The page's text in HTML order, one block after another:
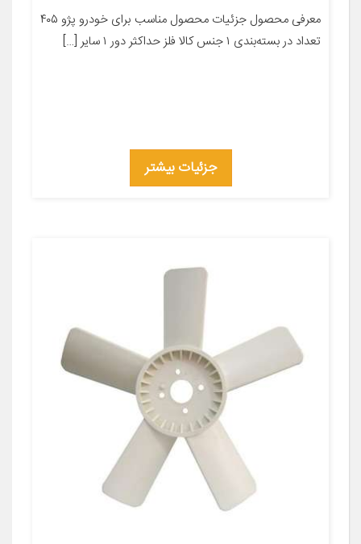
معرفی محصول جزئیات محصول مناسب برای خودرو پژو ۴۰۵
تعداد در بسته‌بندی ۱ جنس کالا فلز حداکثر دور ۱ سایر […]
جزئیات بیشتر